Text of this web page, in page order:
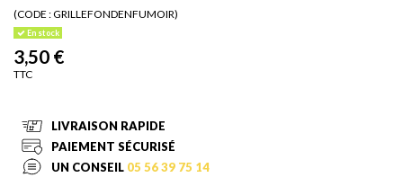
(CODE :GRILLEFONDENFUMOIR)
En stock
3,50 €
TTC
LIVRAISON RAPIDE
PAIEMENT SÉCURISÉ
UN CONSEIL 05 56 39 75 14